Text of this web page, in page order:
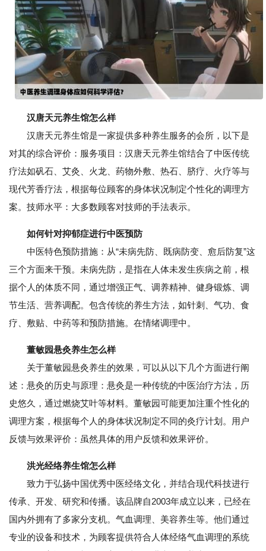
汉唐天元养生馆怎么样
汉唐天元养生馆是一家提供多种养生服务的会所，以下是
对其的综合评价：服务项目：汉唐天元养生馆结合了中医传统
疗法如矾石、艾灸、火龙、药物外敷、热石、脐疗、火疗等与
现代芳香疗法，根据每位顾客的身体状况制定个性化的调理方
案。技师水平：大多数顾客对技师的手法表示。
如何针对抑郁症进行中医预防
中医特色预防措施：从“未病先防、既病防变、愈后防复”这
三个方面来干预。未病先防，是指在人体未发生疾病之前，根
据个人的体质不同，通过增强正气、调养精神、健身锻炼、调
节生活、营养调配。包含传统的养生方法，如针刺、气功、食
疗、敷贴、中药等和预防措施。在情绪调理中。
董敏园悬灸养生怎么样
关于董敏园悬灸养生的效果，可以从以下几个方面进行阐
述：悬灸的历史与原理：悬灸是一种传统的中医治疗方法，历
史悠久，通过燃烧艾叶等材料。董敏园可能更加注重个性化的
调理方案，根据每个人的身体状况制定不同的灸疗计划。用户
反馈与效果评价：虽然具体的用户反馈和效果评价。
洪光经络养生馆怎么样
致力于弘扬中国优秀中医经络文化，并结合现代科技进行
传承、开发、研究和传播。该品牌自2003年成立以来，已经在
国内外拥有了多家分支机。气血调理、美容养生等。他们通过
专业的设备和技术，为顾客提供符合人体经络气血调理的系统